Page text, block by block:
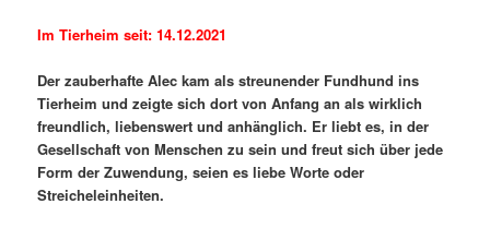
Im Tierheim seit: 14.12.2021
Der zauberhafte Alec kam als streunender Fundhund ins
Tierheim und zeigte sich dort von Anfang an als wirklich
freundlich, liebenswert und anhänglich. Er liebt es, in der
Gesellschaft von Menschen zu sein und freut sich über jede
Form der Zuwendung, seien es liebe Worte oder
Streicheleinheiten.